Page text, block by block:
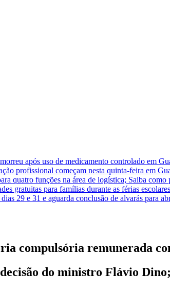
após uso de medicamento controlado em
profissional começam nesta quinta-feira em
quatro funções na área de logística; Saiba como
gratuitas para famílias durante as férias
29 e 31 e aguarda conclusão de alvarás para
compulsória remunerada
do ministro Flávio